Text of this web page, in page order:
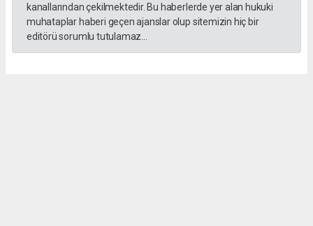
kanallarından çekilmektedir. Bu haberlerde yer alan hukuki
muhataplar haberi geçen ajanslar olup sitemizin hiç bir
editörü sorumlu tutulamaz...